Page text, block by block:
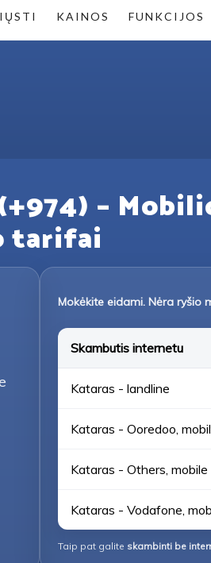
KAINOS FUNKCIJOS
–
tarifai
Mokėkite eidami. Nėra ryšio
Skambutis internetu
Kataras - landline
Kataras - Ooredoo,
Kataras - Others, mobile
Kataras - Vodafone,
Taip pat galite skambinti be